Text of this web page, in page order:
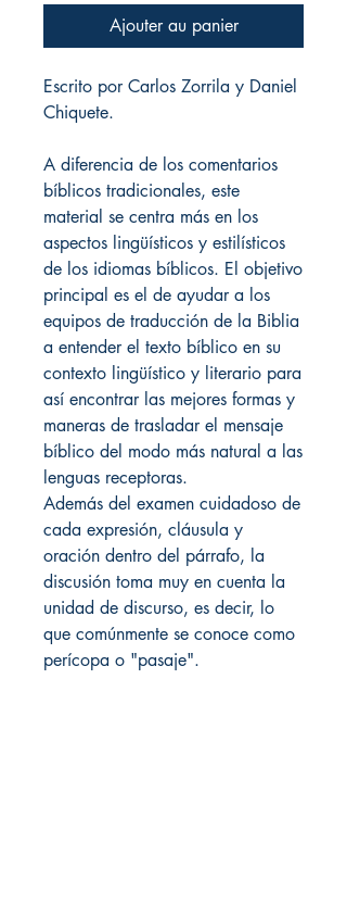
Ajouter au panier
Escrito por Carlos Zorrila y Daniel
Chiquete.
A diferencia de los comentarios
bíblicos tradicionales, este
material se centra más en los
aspectos lingüísticos y estilísticos
de los idiomas bíblicos. El objetivo
principal es el de ayudar a los
equipos de traducción de la Biblia
a entender el texto bíblico en su
contexto lingüístico y literario para
así encontrar las mejores formas y
maneras de trasladar el mensaje
bíblico del modo más natural a las
lenguas receptoras.
Además del examen cuidadoso de
cada expresión, cláusula y
oración dentro del párrafo, la
discusión toma muy en cuenta la
unidad de discurso, es decir, lo
que comúnmente se conoce como
perícopa o "pasaje".